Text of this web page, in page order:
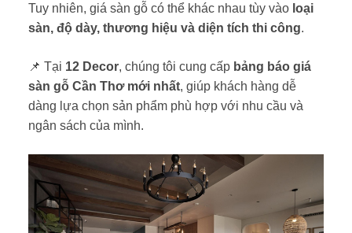
Tuy nhiên, giá sàn gỗ có thể khác nhau tùy vào loại
sàn, độ dày, thương hiệu và diện tích thi công.
📌 Tại 12 Decor, chúng tôi cung cấp bảng báo giá
sàn gỗ Cần Thơ mới nhất, giúp khách hàng dễ
dàng lựa chọn sản phẩm phù hợp với nhu cầu và
ngân sách của mình.